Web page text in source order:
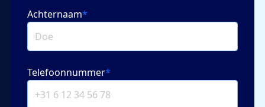
Achternaam*
Telefoonnummer*